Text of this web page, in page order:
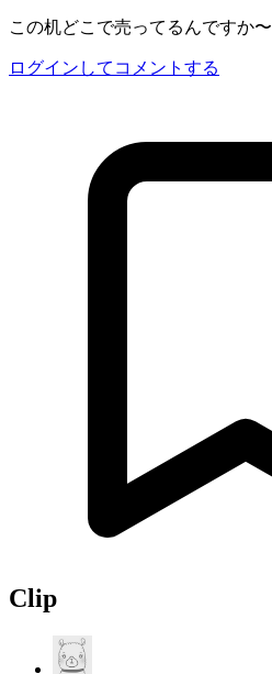
この机どこで売ってるんですか〜
ログインしてコメントする
Clip